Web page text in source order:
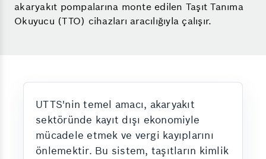
akaryakıt pompalarına monte edilen Taşıt Tanıma
Okuyucu (TTO) cihazları aracılığıyla çalışır.
UTTS'nin temel amacı, akaryakıt
sektöründe kayıt dışı ekonomiyle
mücadele etmek ve vergi kayıplarını
önlemektir. Bu sistem, taşıtların kimlik